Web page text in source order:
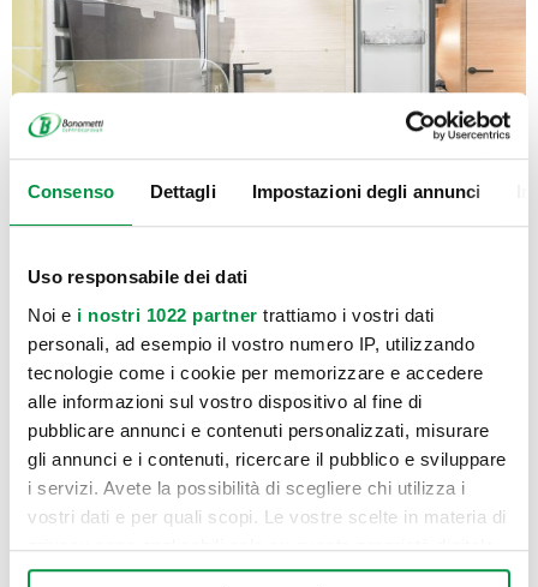
Consenso Dettagli Impostazioni degli annunci
Uso responsabile dei dati
Noi e i nostri 1022 partner trattiamo i vostri dati
personali, ad esempio il vostro numero IP, utilizzando
tecnologie come i cookie per memorizzare e accedere
alle informazioni sul vostro dispositivo al fine di
pubblicare annunci e contenuti personalizzati, misurare
gli annunci e i contenuti, ricercare il pubblico e sviluppare
i servizi. Avete la possibilità di scegliere chi utilizza i
vostri dati e per quali scopi. Le vostre scelte in materia di
privacy sono applicabili solo su questa proprietà digitale
in cui avete effettuato le vostre scelte. È possibile